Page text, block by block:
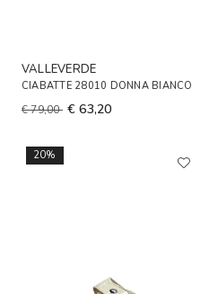
VALLEVERDE
CIABATTE 28010 DONNA BIANCO
€ 79,00 € 63,20
20%